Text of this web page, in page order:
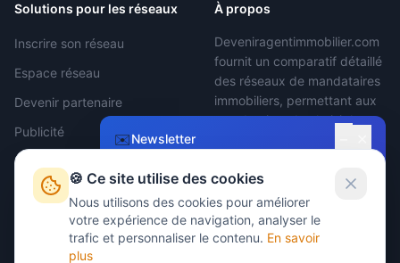
Solutions pour les réseaux
Inscrire son réseau
Espace réseau
Devenir partenaire
Publicité
À propos
Deveniragentimmobilier.com
fournit un comparatif détaillé
des réseaux de mandataires
immobiliers, permettant aux
mandataires de choisir le
Devenir Agent
Nous contacter
✉️Newsletter
Restez informé !
Recevez nos conseils et actualités sur le
métier de mandataire immobilier.
🍪 Ce site utilise des cookies
Nous utilisons des cookies pour améliorer
votre expérience de navigation, analyser le
trafic et personnaliser le contenu. En savoir
plus